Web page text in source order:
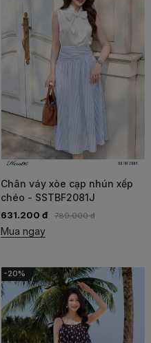
Chân váy xòe cạp nhún xếp
chéo - SSTBF2081J
631.200 đ 789.000 đ
Mua ngay
-20%